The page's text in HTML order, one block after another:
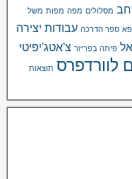
מסלולים מפה מפות משל
ספר הדרכה עבודות יצירה
פיתה בפריזר צ'אטג'יפיטי
לוורדפרס תוצאות